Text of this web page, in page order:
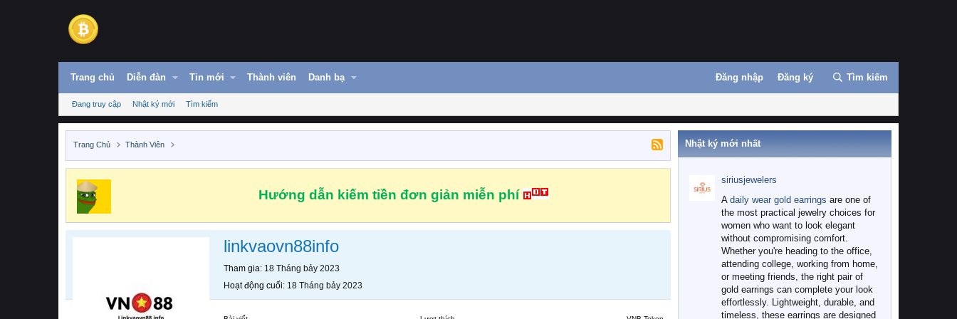
Trang chủ Diễn đàn Tin mới Thành viên Danh bạ Đăng nhập Đăng ký Tìm kiếm
Đang truy cập Nhật ký mới Tìm kiếm
Trang Chủ Thành Viên
Hướng dẫn kiếm tiền đơn giản miễn phí
linkvaovn88info
Tham gia 18 Tháng bảy 2023
Hoạt động cuối 18 Tháng bảy 2023
Nhật ký mới nhất
siriusjewelers
A daily wear gold earrings are one of
the most practical jewelry choices for
women who want to look elegant
without compromising comfort.
Whether you're heading to the office,
attending college, working from home,
or meeting friends, the right pair of
gold earrings can complete your look
effortlessly. Lightweight, durable, and
timeless, these earrings are designed